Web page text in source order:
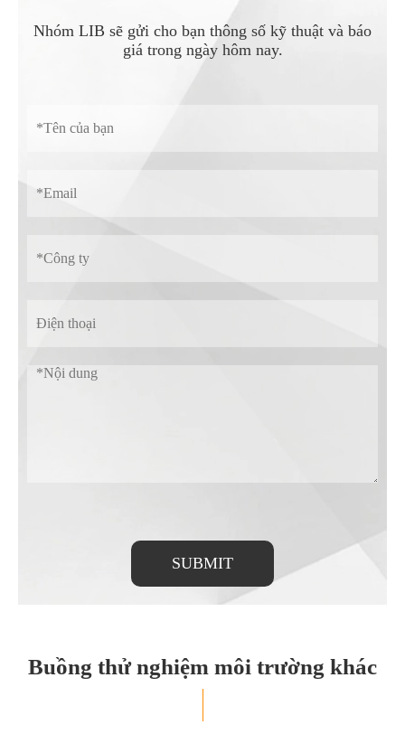
Nhóm LIB sẽ gửi cho bạn thông số kỹ thuật và báo
giá trong ngày hôm nay.
SUBMIT
Buồng thử nghiệm môi trường khác